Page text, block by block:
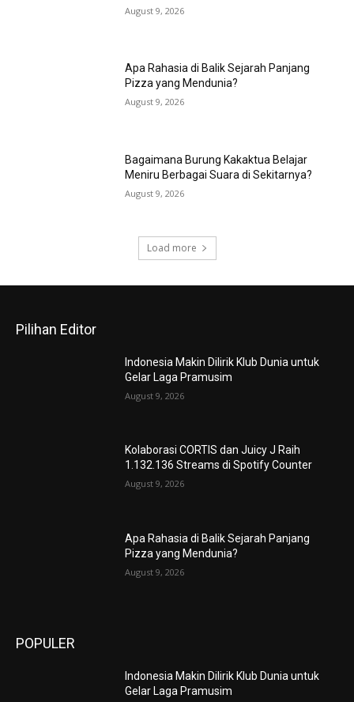
August 9, 2026
Apa Rahasia di Balik Sejarah Panjang
Pizza yang Mendunia?
August 9, 2026
Bagaimana Burung Kakaktua Belajar
Meniru Berbagai Suara di Sekitarnya?
August 9, 2026
Load more
Pilihan Editor
Indonesia Makin Dilirik Klub Dunia untuk
Gelar Laga Pramusim
August 9, 2026
Kolaborasi CORTIS dan Juicy J Raih
1.132.136 Streams di Spotify Counter
August 9, 2026
Apa Rahasia di Balik Sejarah Panjang
Pizza yang Mendunia?
August 9, 2026
POPULER
Indonesia Makin Dilirik Klub Dunia untuk
Gelar Laga Pramusim